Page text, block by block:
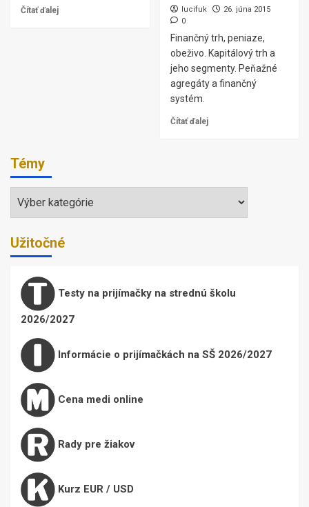
Čítať ďalej lucifuk
26. júna 2015
0
Finančný trh, peniaze,
obeživo. Kapitálový trh a
jeho segmenty. Peňažné
agregáty a finančný
systém.
Čítať ďalej
Témy
Témy
Užitočné
Testy na prijímačky na strednú školu
2026/2027
Informácie o prijímačkách na SŠ 2026/2027
Cena medi online
Rady pre žiakov
Kurz EUR / USD